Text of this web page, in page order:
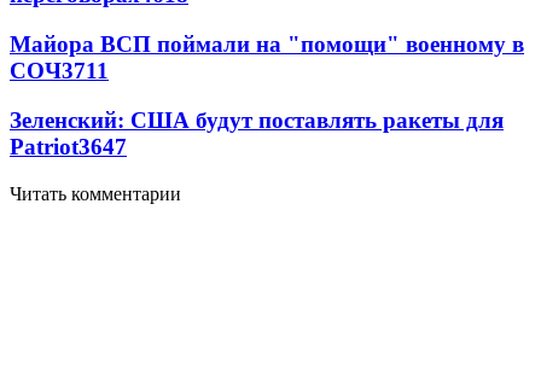
Майора ВСП поймали на "помощи" военному в
СОЧ3711
Зеленский: США будут поставлять ракеты для
Patriot3647
Читать комментарии